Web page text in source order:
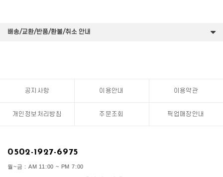
배송/교환/반품/환불/취소 안내
공지사항 이용안내 이용약관
개인정보처리방침 주문조회 픽업매장안내
0502-1927-6975
월~금 : AM 11:00 ~ PM 7:00